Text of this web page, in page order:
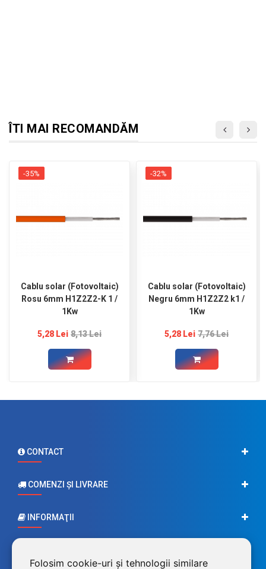
Folosim cookie-uri și tehnologii similare
ÎTI MAI RECOMANDĂM
Cablu solar (Fotovoltaic)
Rosu 6mm H1Z2Z2-K 1 /
1Kw
5,28 Lei 8,13 Lei
-35%
Cablu solar (Fotovoltaic)
Negru 6mm H1Z2Z2 k1 /
1Kw
5,28 Lei 7,76 Lei
-32%
CONTACT
COMENZI ŞI LIVRARE
INFORMAŢII